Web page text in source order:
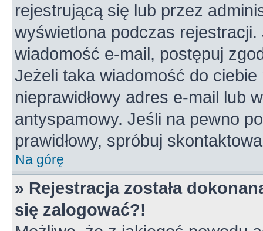
rejestrującą się lub przez
wyświetlona podczas rejestracji.
wiadomość e-mail, postępuj
Jeżeli taka wiadomość do ciebie
nieprawidłowy adres e-mail lub
antyspamowy. Jeśli na pewno
prawidłowy, spróbuj
Na górę
» Rejestracja została
się zalogować?!